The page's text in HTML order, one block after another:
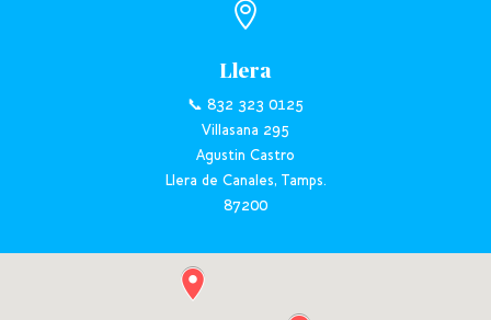

Llera
📞 832 323 0125
Villasana 295
Agustin Castro
Llera de Canales, Tamps.
87200